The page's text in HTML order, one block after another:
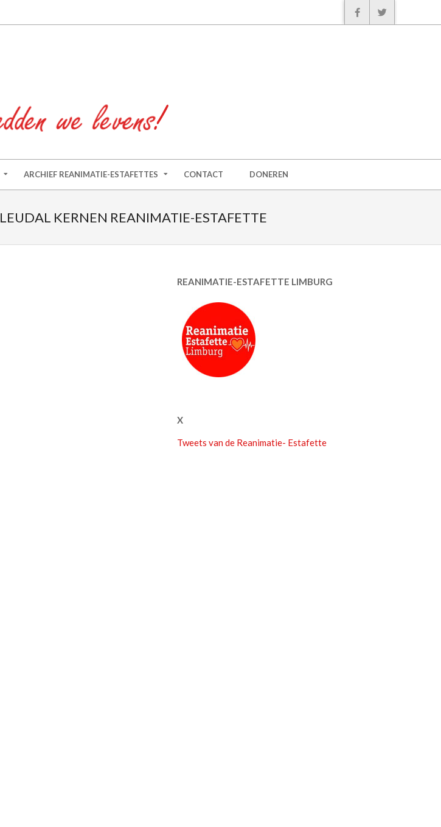
ARCHIEF REANIMATIE-ESTAFETTES CONTACT DONEREN
LEUDAL KERNEN REANIMATIE-ESTAFETTE
REANIMATIE-ESTAFETTE LIMBURG
X
Tweets van de Reanimatie- Estafette